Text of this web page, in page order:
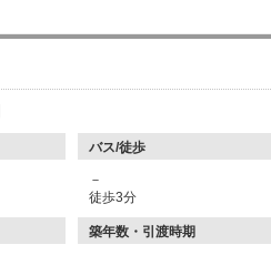
バス/徒歩
－
徒歩3分
築年数・引渡時期